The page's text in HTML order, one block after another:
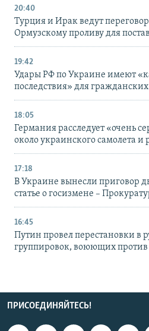
20:40
Турция и Ирак ведут
Ормузскому проливу для
19:42
Удары РФ по Украине имеют
последствия» для
18:05
Германия расследует «очень
около украинского самолета и
17:18
В Украине вынесли приговор
статье о госизмене –
16:45
Путин провел перестановки в
группировок, воюющих
ПРИСОЕДИНЯЙТЕСЬ!